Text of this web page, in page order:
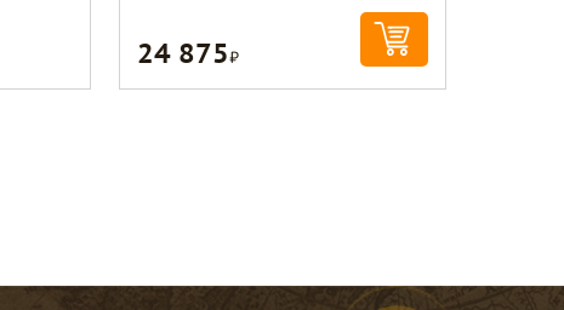
покупателях. Подскажу по
24 875Р